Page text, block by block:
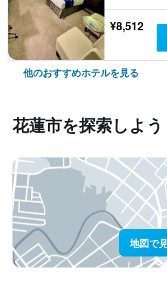
¥8,512
他のおすすめホテルを見る
花蓮市​を探索しよう
地図で